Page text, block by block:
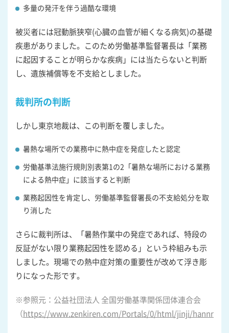
多量の発汗を伴う過酷な環境
被災者には冠動脈狭窄(心臓の血管が細くなる病気)の基礎
疾患がありました。このため労働基準監督署長は「業務
に起因することが明らかな疾病」には当たらないと判断
し、遺族補償等を不支給としました。
裁判所の判断
しかし東京地裁は、この判断を覆しました。
暑熱な場所での業務中に熱中症を発症したと認定
労働基準法施行規則別表第1の2「暑熱な場所における業務
による熱中症」に該当すると判断
業務起因性を肯定し、労働基準監督署長の不支給処分を取
り消した
さらに裁判所は、「暑熱作業中の発症であれば、特段の
反証がない限り業務起因性を認める」という枠組みも示
しました。現場での熱中症対策の重要性が改めて浮き彫
りになった形です。
※参照元：公益社団法人 全国労働基準関係団体連合会
（https://www.zenkiren.com/Portals/0/html/jinji/hannrei/